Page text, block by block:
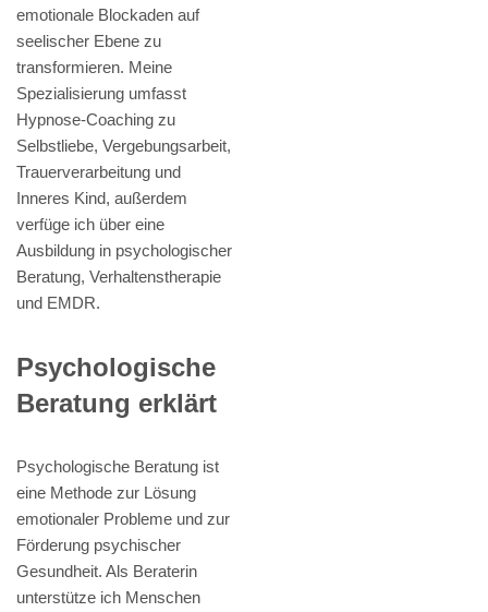
emotionale Blockaden auf
seelischer Ebene zu
transformieren. Meine
Spezialisierung umfasst
Hypnose-Coaching zu
Selbstliebe, Vergebungsarbeit,
Trauerverarbeitung und
Inneres Kind, außerdem
verfüge ich über eine
Ausbildung in psychologischer
Beratung, Verhaltenstherapie
und EMDR.
Psychologische
Beratung erklärt
Psychologische Beratung ist
eine Methode zur Lösung
emotionaler Probleme und zur
Förderung psychischer
Gesundheit. Als Beraterin
unterstütze ich Menschen